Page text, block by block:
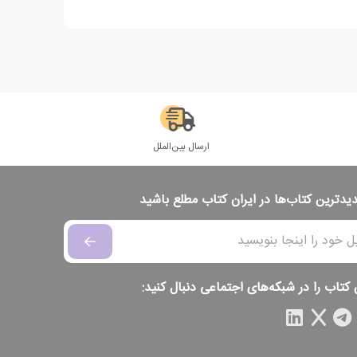
ارسال بین‌الملل
کتاب‌ها در ایران کتاب مطلع باشید
کتاب را در شبکه‌های اجتماعی دنبال کنید: